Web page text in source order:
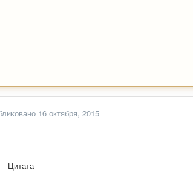
16 октября, 2015
Цитата